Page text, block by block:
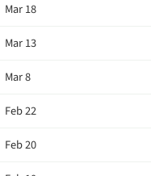
Mar 18
Mar 13
Mar 8
Feb 22
Feb 20